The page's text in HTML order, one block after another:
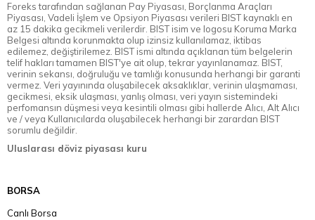
Foreks tarafından sağlanan Pay Piyasası, Borçlanma Araçları
Piyasası, Vadeli İşlem ve Opsiyon Piyasası verileri BIST kaynaklı en
az 15 dakika gecikmeli verilerdir. BIST isim ve logosu Koruma Marka
Belgesi altında korunmakta olup izinsiz kullanılamaz, iktibas
edilemez, değiştirilemez. BIST ismi altında açıklanan tüm belgelerin
telif hakları tamamen BIST'ye ait olup, tekrar yayınlanamaz. BIST,
verinin sekansı, doğruluğu ve tamlığı konusunda herhangi bir garanti
vermez. Veri yayınında oluşabilecek aksaklıklar, verinin ulaşmaması,
gecikmesi, eksik ulaşması, yanlış olması, veri yayın sistemindeki
perfomansın düşmesi veya kesintili olması gibi hallerde Alıcı, Alt Alıcı
ve / veya Kullanıcılarda oluşabilecek herhangi bir zarardan BIST
sorumlu değildir.
Uluslarası döviz piyasası kuru
BORSA
Canlı Borsa